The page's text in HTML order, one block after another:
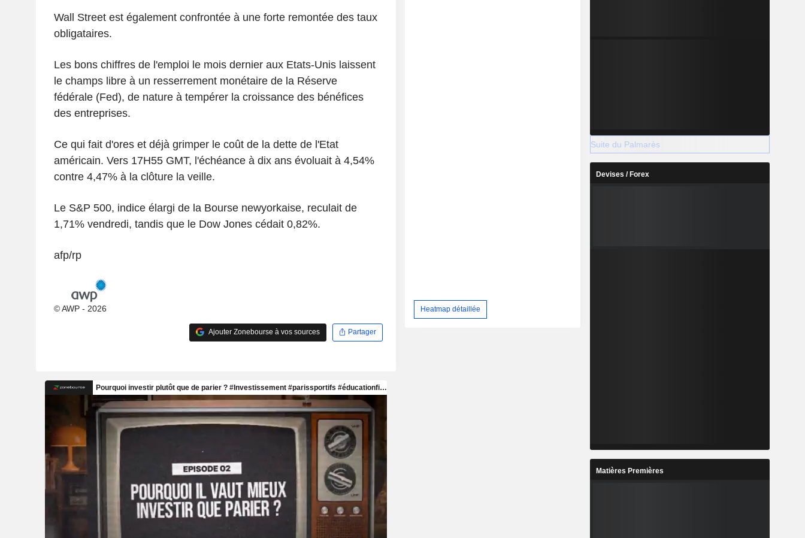
Wall Street est également confrontée à une forte remontée des taux
obligataires.
Les bons chiffres de l'emploi le mois dernier aux Etats-Unis laissent
le champs libre à un resserrement monétaire de la Réserve
fédérale (Fed), de nature à tempérer la croissance des bénéfices
des entreprises.
Ce qui fait d'ores et déjà grimper le coût de la dette de l'Etat
américain. Vers 17H55 GMT, l'échéance à dix ans évoluait à 4,54%
contre 4,47% à la clôture la veille.
Le S&P 500, indice élargi de la Bourse newyorkaise, reculait de
1,71% vendredi, tandis que le Dow Jones cédait 0,82%.
afp/rp
© AWP - 2026
Ajouter Zonebourse à vos sources Partager
Heatmap détaillée
Suite du Palmarès
Devises / Forex
Matières Premières